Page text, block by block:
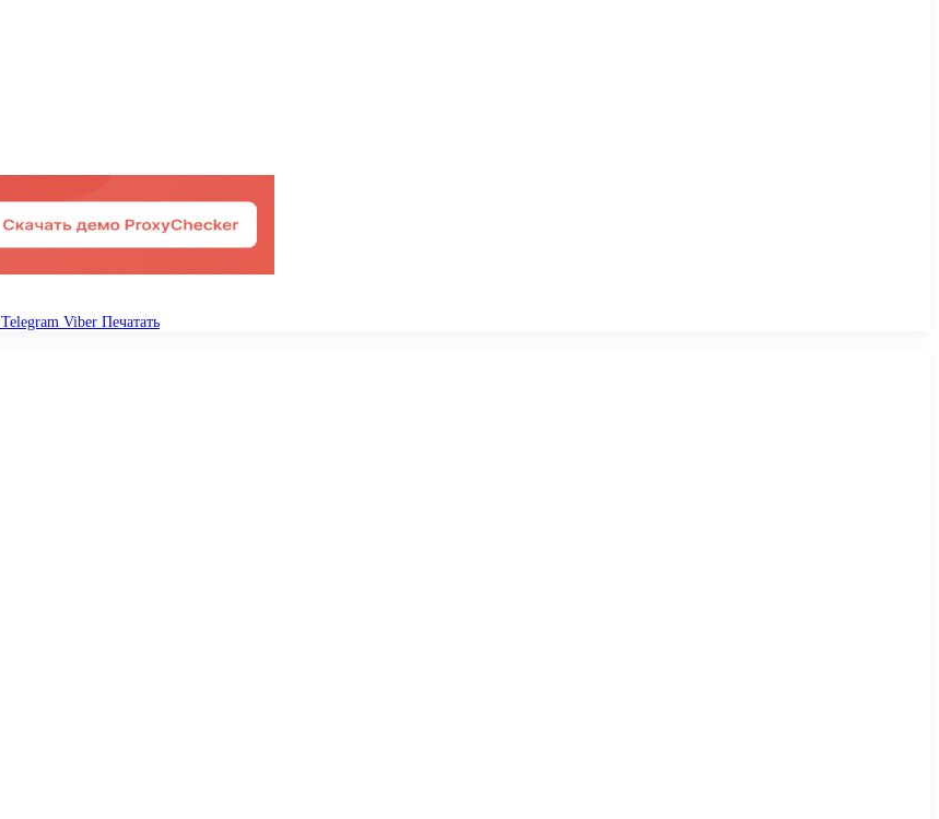
Telegram Viber Печатать